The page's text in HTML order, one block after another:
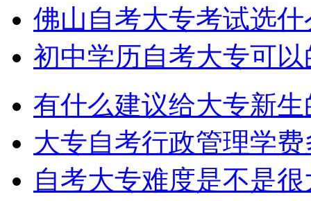
佛山自考大专考试选
初中学历自考大专可
有什么建议给大专新生
大专自考行政管理学
自考大专难度是不是